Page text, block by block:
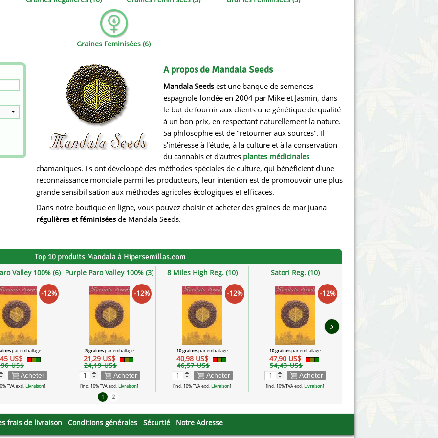
Great Gardener
Mallorca Seeds
Ministry of Cannabis
Paradise Seeds
Philosopher Seeds
Söllner - Vadda's Marijuanabam
Strain Hunters Seedbank
Sumo Seeds
World of Seeds
CBD Chanvre Industriel
Graines Feminisées (6)
A propos de Mandala Seeds
Mandala Seeds est une banque de semences
espagnole fondée en 2004 par Mike et Jasmin, dans
le but de fournir aux clients une génétique de qualité
à un bon prix, en respectant naturellement la nature.
Sa philosophie est de "retourner aux sources". Il
s'intéresse à l'étude, à la culture et à la conservation
du cannabis et d'autres plantes médicinales
chamaniques. Ils ont développé des méthodes spéciales de culture, qui bénéficient d'une
reconnaissance mondiale parmi les producteurs, leur intention est de promouvoir une plus
grande sensibilisation aux méthodes agricoles écologiques et efficaces.
Dans notre boutique en ligne, vous pouvez choisir et acheter des graines de marijuana
régulières et féminisées de Mandala Seeds.
Top 10 produits Mandala à Hipersemillas.com
Valley 100% (6)
-12%
par emballage
US$
US$
Acheter
TVA excl. Livraison]
Purple Paro Valley 100% (3)
-12%
3 grainespar emballage
21,29 US$
24,19 US$
Acheter
[incl. 10% TVA excl. Livraison]
8 Miles High Reg. (10)
-12%
10 grainespar emballage
40,98 US$
46,57 US$
Acheter
[incl. 10% TVA excl. Livraison]
Satori Reg. (10)
-12%
10 grainespar emballage
47,90 US$
54,43 US$
Acheter
[incl. 10% TVA excl. Livraison]
›
1 2
frais de livraison Conditions générales Sécurtié Notre Adresse